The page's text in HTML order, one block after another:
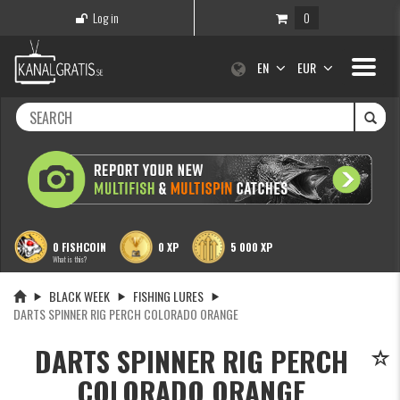
Log in 0
Toggle
EN EUR
0 FISHCOIN
What is this?
0 XP 5 000 XP
BLACK WEEK
FISHING LURES
DARTS SPINNER RIG PERCH COLORADO ORANGE
DARTS SPINNER RIG PERCH
COLORADO ORANGE